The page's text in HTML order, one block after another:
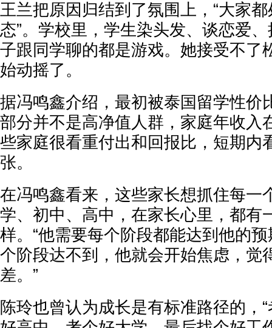
王兰把原因归结到了氛围上，“大家
态”。学校里，学生染头发、谈恋爱
子跟同学聊的都是游戏。她接受不了
始动摇了。
据冯鸣鑫介绍，最初被泰国留学性价
部分并不是高净值人群，家庭年收入
些家庭很看重付出和回报比，短期内
张。
在冯鸣鑫看来，这些家长想抓住每一
学、初中、高中，在家长心里，都有
样。“他需要每个阶段都能达到他的
个阶段达不到，他就会开始焦虑，觉
差。”
陈玲也曾认为成长是有标准路径的，